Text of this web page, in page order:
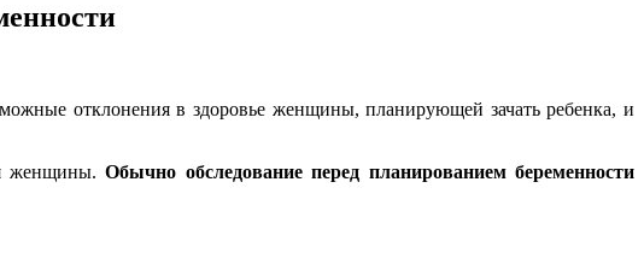
отклонения в здоровье женщины, планирующей зачать ребенка, и
женщины.Обычно обследование перед планированием беременности